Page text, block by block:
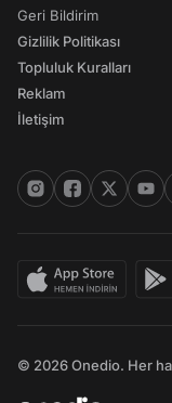
Geri Bildirim
Gizlilik Politikası
Topluluk Kuralları
Reklam
İletişim
© 2026 Onedio. Her